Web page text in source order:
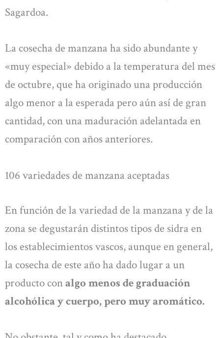
Sagardoa.
La cosecha de manzana ha sido abundante y
«muy especial» debido a la temperatura del mes
de octubre, que ha originado una producción
algo menor a la esperada pero aún así de gran
cantidad, con una maduración adelantada en
comparación con años anteriores.
106 variedades de manzana aceptadas
En función de la variedad de la manzana y de la
zona se degustarán distintos tipos de sidra en
los establecimientos vascos, aunque en general,
la cosecha de este año ha dado lugar a un
producto conalgo menos de graduación
alcohólica y cuerpo, pero muy aromático.